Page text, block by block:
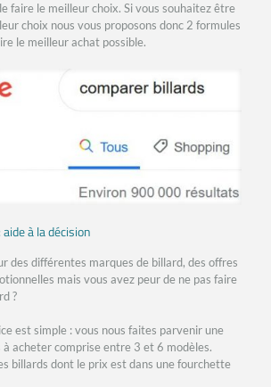
faire le meilleur choix. Si vous souhaitez être
choix nous vous proposons donc 2 formules
le meilleur achat possible.
à la décision
des différentes marques de billard, des offres
mais vous avez peur de ne pas faire
?
est simple : vous nous faites parvenir une
acheter comprise entre 3 et 6 modèles.
billards dont le prix est dans une fourchette